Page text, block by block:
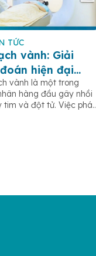
TỨC
vành: Giải
hiện đại
sớm bệnh
vành là một trong
hàng đầu gây nhồi
tim và đột tử. Việc phát
các biến chứng tim